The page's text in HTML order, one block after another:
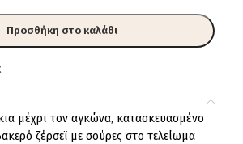
Προσθήκη στο καλάθι
μέχρι τον αγκώνα, κατασκευασμένο
ζέρσεϊ με σούρες στο τελείωμα